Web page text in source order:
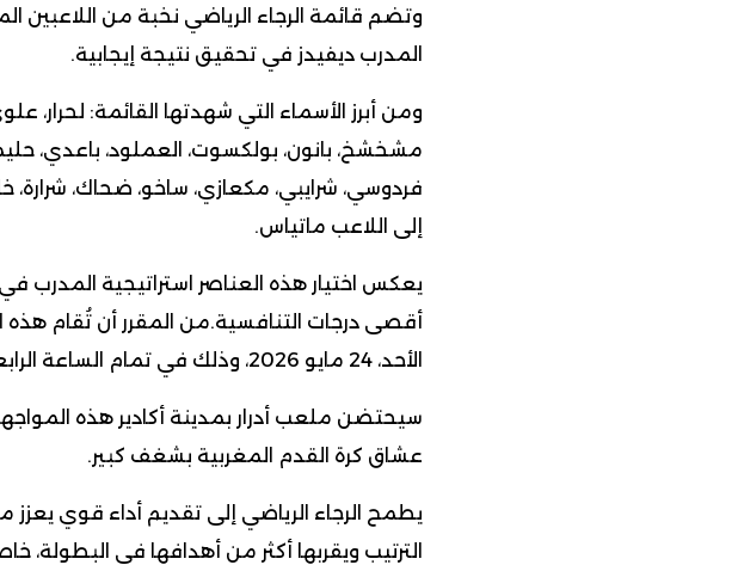
وتضم قائمة الرجاء الرياضي نخبة من اللاعبين
المدرب ديفيدز في تحقيق نتيجة إيجابية.
ومن أبرز الأسماء التي شهدتها القائمة: لحرار،
مشخشخ، بانون، بولكسوت، العملود، باعدي،
فردوسي، شرايبي، مكعازي، ساخو، ضحاك، شرارة،
إلى اللاعب ماتياس.
يعكس اختيار هذه العناصر استراتيجية المدرب
أقصى درجات التنافسية.من المقرر أن تُقام هذه
الأحد، 24 مايو 2026، وذلك في تمام الساعة الرابعة مساءً بالتوقيت المحلي.
سيحتضن ملعب أدرار بمدينة أكادير هذه المواجهة
عشاق كرة القدم المغربية بشغف كبير.
يطمح الرجاء الرياضي إلى تقديم أداء قوي
الترتيب ويقربها أكثر من أهدافها في